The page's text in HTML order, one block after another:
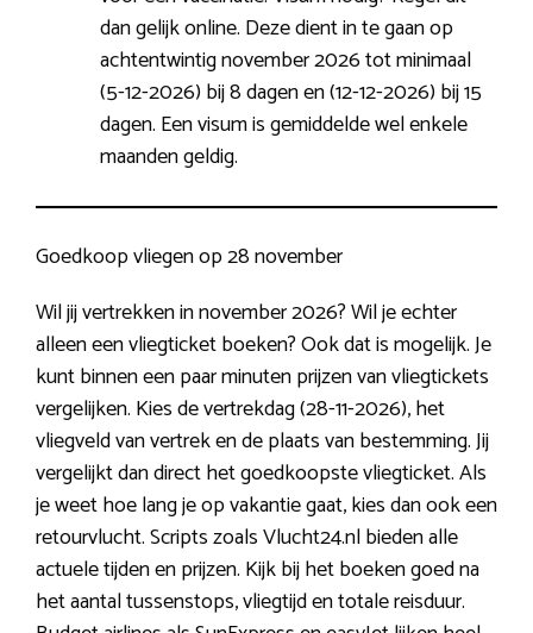
dan gelijk online. Deze dient in te gaan op
achtentwintig november 2026 tot minimaal
(5-12-2026) bij 8 dagen en (12-12-2026) bij 15
dagen. Een visum is gemiddelde wel enkele
maanden geldig.
Goedkoop vliegen op 28 november
Wil jij vertrekken in november 2026? Wil je echter
alleen een vliegticket boeken? Ook dat is mogelijk. Je
kunt binnen een paar minuten prijzen van vliegtickets
vergelijken. Kies de vertrekdag (28-11-2026), het
vliegveld van vertrek en de plaats van bestemming. Jij
vergelijkt dan direct het goedkoopste vliegticket. Als
je weet hoe lang je op vakantie gaat, kies dan ook een
retourvlucht. Scripts zoals Vlucht24.nl bieden alle
actuele tijden en prijzen. Kijk bij het boeken goed na
het aantal tussenstops, vliegtijd en totale reisduur.